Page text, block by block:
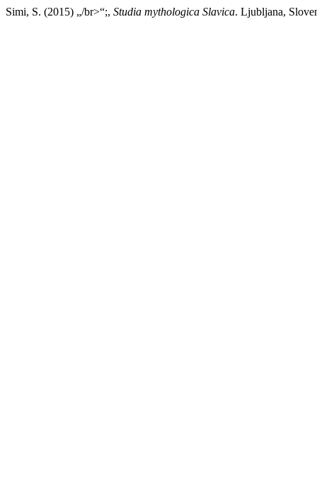
Simi, S. (2015) „/br>“;, Studia mythologica Slavica. Ljubljana,